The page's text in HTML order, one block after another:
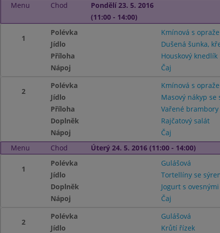
Menu Chod
Pondělí 23. 5. 2016
(11:00 - 14:00)
1
Polévka
Kmínová s
Jídlo
Dušená šunka,
Příloha
Houskový knedlík
Nápoj
Čaj
2
Polévka
Kmínová s
Jídlo
Masový nákyp se
Příloha
Vařené
Doplněk
Rajčatový salát
Nápoj
Čaj
Menu
Chod Úterý 24. 5. 2016 (11:00 - 14:00)
1
Polévka
Gulášová
Jídlo
Tortellíny se
Doplněk
Jogurt s
Nápoj
Čaj
2
Polévka
Gulášová
Jídlo
Krůtí řízek